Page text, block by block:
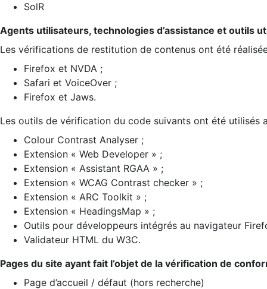
SolR
Agents utilisateurs, technologies d’assistance et outils
Les vérifications de restitution de contenus ont été
Firefox et NVDA ;
Safari et VoiceOver ;
Firefox et Jaws.
Les outils de vérification du code suivants ont été utilisés
Colour Contrast Analyser ;
Extension « Web Developer » ;
Extension « Assistant RGAA » ;
Extension « WCAG Contrast checker » ;
Extension « ARC Toolkit » ;
Extension « HeadingsMap » ;
Outils pour développeurs intégrés au navigateur
Validateur HTML du W3C.
Pages du site ayant fait l’objet de la vérification de
Page d’accueil / défaut (hors recherche)